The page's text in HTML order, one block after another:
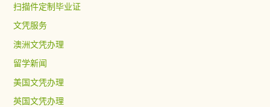
扫描件定制毕业证
文凭服务
澳洲文凭办理
留学新闻
美国文凭办理
英国文凭办理